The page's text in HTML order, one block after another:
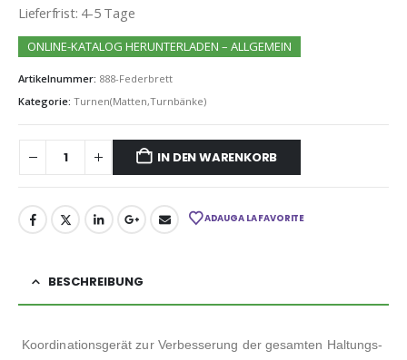
Lieferfrist: 4-5 Tage
ONLINE-KATALOG HERUNTERLADEN – ALLGEMEIN
Artikelnummer: 888-Federbrett
Kategorie: Turnen(Matten,Turnbänke)
IN DEN WARENKORB
ADAUGA LA FAVORITE
BESCHREIBUNG
Koordinationsgerät zur Verbesserung der gesamten Haltungs-